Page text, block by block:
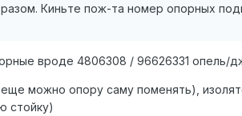
разом. Киньте пож-та номер опорных
вроде 4806308 / 96626331 опель/
можно опору саму поменять),
стойку)